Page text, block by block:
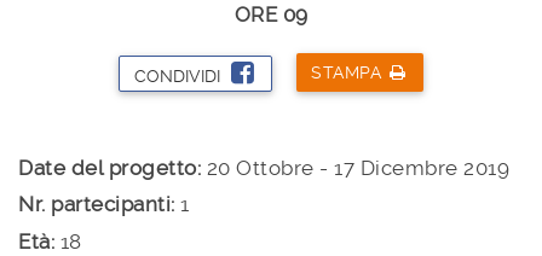
ORE 09
CONDIVIDI STAMPA
Date del progetto: 20 Ottobre - 17 Dicembre 2019
Nr. partecipanti: 1
Età: 18